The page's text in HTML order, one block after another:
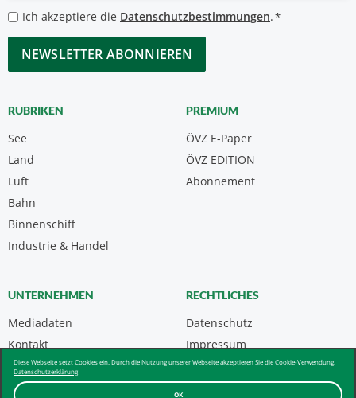
OK
Diese Webseite setzt Cookies ein. Durch die Nutzung unserer Webseite akzeptieren Sie die Cookie-Verwendung.
Datenschutzerklärung
*
Datenschutzbestimmungen
*
Ich akzeptiere die Datenschutzbestimmungen.*
CAPTCHA
RUBRIKEN
See
Land
Luft
Bahn
Binnenschiff
Industrie & Handel
PREMIUM
ÖVZ E-Paper
Abonnement
ÖVZ EDITION
UNTERNEHMEN
Mediadaten
Kontakt
Über uns & AGB
RECHTLICHES
Datenschutz
Impressum